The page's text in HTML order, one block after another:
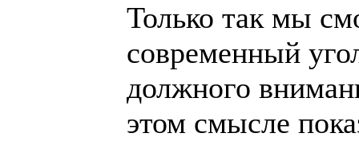
Только так мы
современный
должного
этом смысле